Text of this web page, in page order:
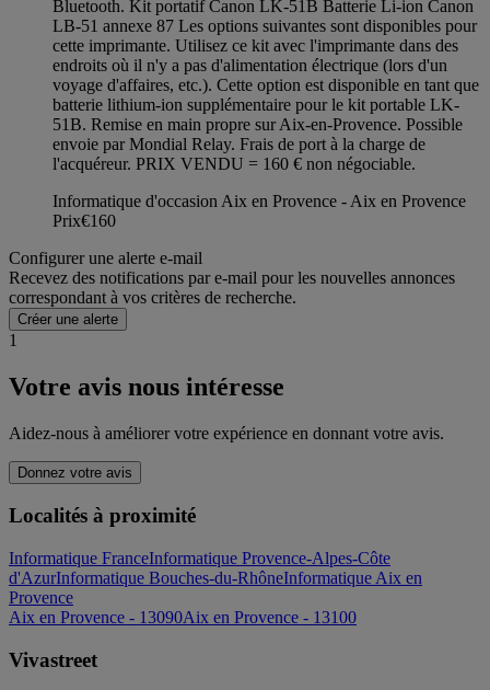
Bluetooth. Kit portatif Canon LK-51B Batterie Li-ion Canon
LB-51 annexe 87 Les options suivantes sont disponibles pour
cette imprimante. Utilisez ce kit avec l'imprimante dans des
endroits où il n'y a pas d'alimentation électrique (lors d'un
voyage d'affaires, etc.). Cette option est disponible en tant que
batterie lithium-ion supplémentaire pour le kit portable LK-
51B. Remise en main propre sur Aix-en-Provence. Possible
envoie par Mondial Relay. Frais de port à la charge de
l'acquéreur. PRIX VENDU = 160 € non négociable.
Informatique d'occasion Aix en Provence - Aix en Provence
Prix€160
Configurer une alerte e-mail
Recevez des notifications par e-mail pour les nouvelles annonces
correspondant à vos critères de recherche.
Créer une alerte
1
Votre avis nous intéresse
Aidez-nous à améliorer votre expérience en donnant votre avis.
Donnez votre avis
Localités à proximité
Informatique FranceInformatique Provence-Alpes-Côte
d'AzurInformatique Bouches-du-RhôneInformatique Aix en
Provence
Aix en Provence - 13090Aix en Provence - 13100
Vivastreet